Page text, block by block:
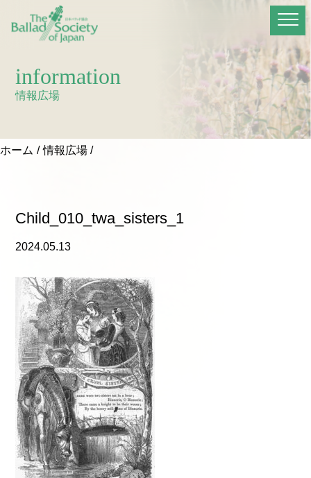
information
情報広場
ホーム 情報広場
Child_010_twa_sisters_1
2024.05.13